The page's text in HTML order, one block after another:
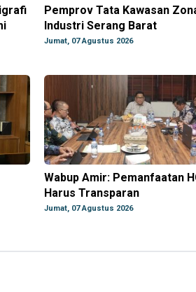
Pemprov Tata Kawasan
Industri Serang Barat
Jumat, 07 Agustus 2026
Wabup Amir: Pemanfaatan
Harus Transparan
Jumat, 07 Agustus 2026